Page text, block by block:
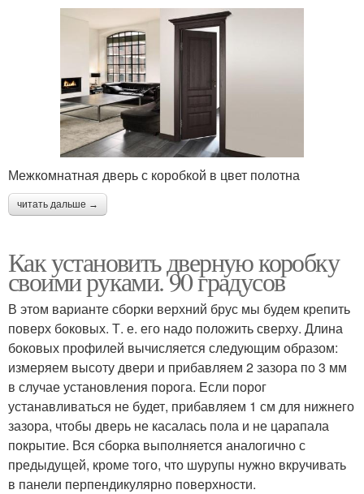
Межкомнатная дверь с коробкой в цвет полотна
читать дальше →
Как установить дверную коробку
своими руками. 90 градусов
В этом варианте сборки верхний брус мы будем крепить
поверх боковых. Т. е. его надо положить сверху. Длина
боковых профилей вычисляется следующим образом:
измеряем высоту двери и прибавляем 2 зазора по 3 мм
в случае установления порога. Если порог
устанавливаться не будет, прибавляем 1 см для нижнего
зазора, чтобы дверь не касалась пола и не царапала
покрытие. Вся сборка выполняется аналогично с
предыдущей, кроме того, что шурупы нужно вкручивать
в панели перпендикулярно поверхности.